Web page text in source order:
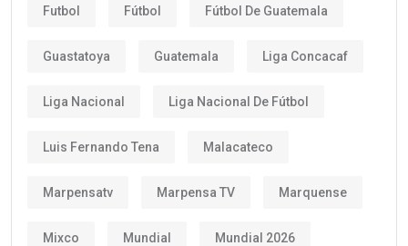
Futbol Fútbol Fútbol De Guatemala
Guastatoya Guatemala Liga Concacaf
Liga Nacional Liga Nacional De Fútbol
Luis Fernando Tena Malacateco
Marpensatv Marpensa TV Marquense
Mixco Mundial Mundial 2026